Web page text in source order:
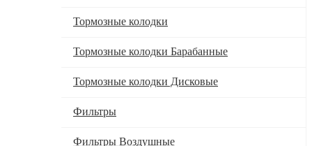
Тормозные колодки
Тормозные колодки Барабанные
Тормозные колодки Дисковые
Фильтры
Фильтры Воздушные